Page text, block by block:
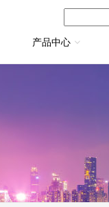
产品中心